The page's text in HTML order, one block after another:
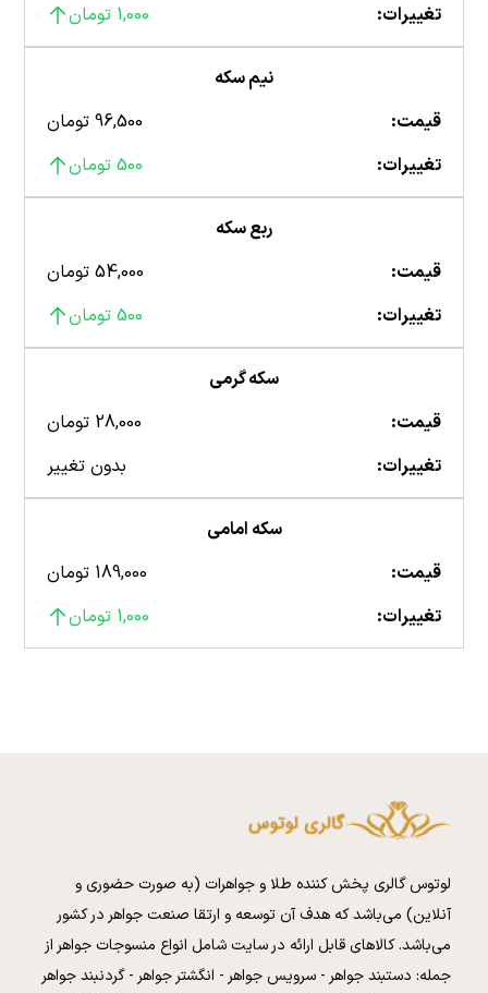
تغییرات:
1,000 تومان
نیم سکه
قیمت:
96,500 تومان
تغییرات:
500 تومان
ربع سکه
قیمت:
54,000 تومان
تغییرات:
500 تومان
سکه گرمی
قیمت:
28,000 تومان
تغییرات:
بدون تغییر
سکه امامی
قیمت:
189,000 تومان
تغییرات:
1,000 تومان
لوتوس گالری پخش کننده طلا و جواهرات (به صورت حضوری و
آنلاین) می‌باشد که هدف آن توسعه و ارتقا صنعت جواهر در کشور
می‌باشد. کالا‌های قابل ارائه در سایت شامل انواع منسوجات جواهر از
جمله: دستبند جواهر - سرویس جواهر - انگشتر جواهر - گردنبند جواهر